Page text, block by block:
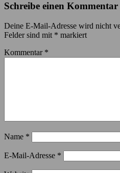
Schreibe einen Kommentar
Deine E-Mail-Adresse wird nicht
Felder sind mit * markiert
Kommentar *
Name *
E-Mail-Adresse *